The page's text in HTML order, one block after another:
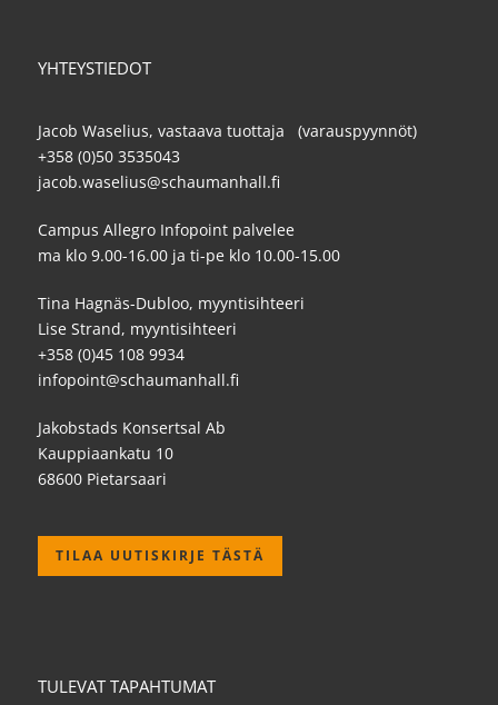
YHTEYSTIEDOT
Jacob Waselius, vastaava tuottaja (varauspyynnöt)
+358 (0)50 3535043
jacob.waselius@schaumanhall.fi
Campus Allegro Infopoint palvelee
ma klo 9.00-16.00 ja ti-pe klo 10.00-15.00
Tina Hagnäs-Dubloo, myyntisihteeri
Lise Strand, myyntisihteeri
+358 (0)45 108 9934
infopoint@schaumanhall.fi
Jakobstads Konsertsal Ab
Kauppiaankatu 10
68600 Pietarsaari
TILAA UUTISKIRJE TÄSTÄ
TULEVAT TAPAHTUMAT